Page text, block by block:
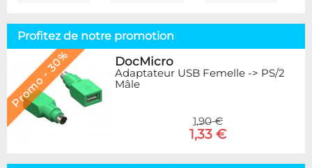
Profitez de notre promotion
Promo - 30% DocMicro
Adaptateur USB Femelle -> PS/2
Mâle
1,90 €
1,33 €